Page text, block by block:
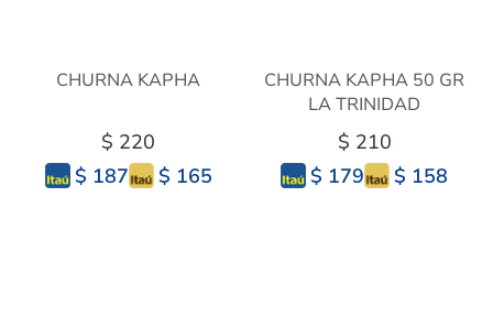
CHURNA KAPHA
$ 220
$ 187
$ 165
CHURNA KAPHA 50 GR
LA TRINIDAD
$ 210
$ 179
$ 158